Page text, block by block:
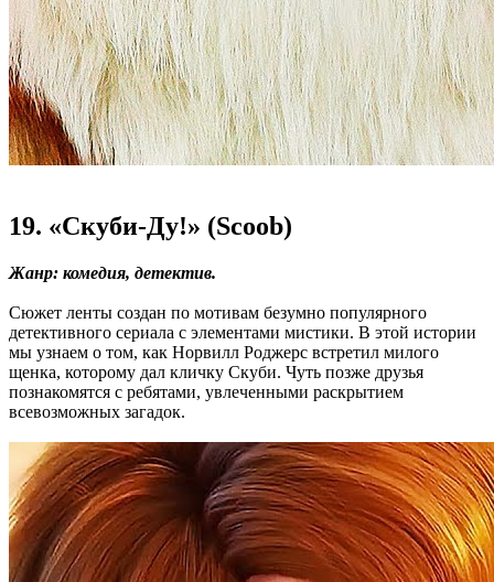
19. «Скуби-Ду!» (Scoob)
Жанр: комедия, детектив.
Сюжет ленты создан по мотивам безумно популярного
детективного сериала с элементами мистики. В этой истории
мы узнаем о том, как Норвилл Роджерс встретил милого
щенка, которому дал кличку Скуби. Чуть позже друзья
познакомятся с ребятами, увлеченными раскрытием
всевозможных загадок.